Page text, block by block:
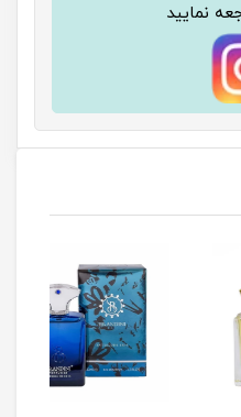
نمایید